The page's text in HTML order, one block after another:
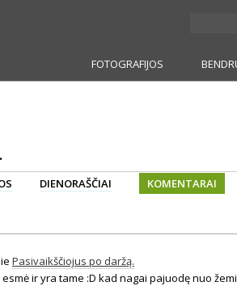
FOTOGRAFIJOS
DIENORAŠČIAI KOMENTARAI
Pasivaikščiojus po daržą.
esmė ir yra tame :D kad nagai pajuodę nuo